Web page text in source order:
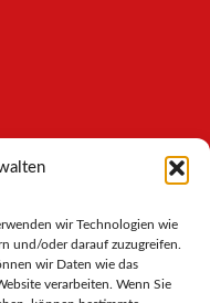
wir Technologien wie
und/oder darauf zuzugreifen.
wir Daten wie das
verarbeiten. Wenn Sie